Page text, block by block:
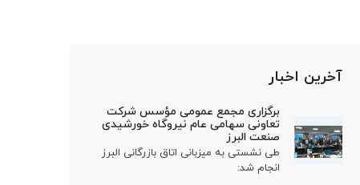
آخرین اخبار
برگزاری مجمع عمومی مؤسس شرکت
تعاونی سهامی عام نیروگاه خورشیدی
صنعت البرز
طی نشستی به میزبانی اتاق بازرگانی البرز
انجام شد: